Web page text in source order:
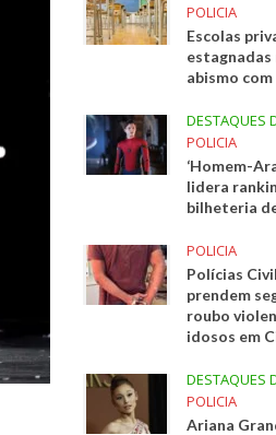
POLICIA
Escolas
estagnadas
abismo
DESTAQUES
POLICIA
‘Homem-
lidera
bilheteria
POLICIA
Polícias
prendem
roubo
idosos em
DESTAQUES
POLICIA
Ariana